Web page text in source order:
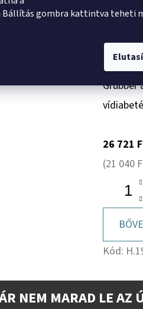
Bállítás gombra kattintva teheti
Grubber
26 721
(21 040
Kód:
NEM MARAD LE AZ